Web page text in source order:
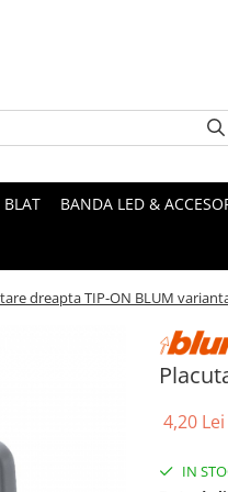
BLAT BANDA LED &
dreapta TIP-ON BLUM
4,20 Lei
IN